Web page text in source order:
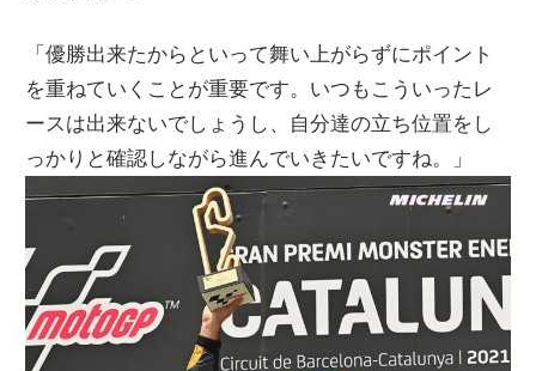
「優勝出来たからといって舞い上がらずにポイント
を重ねていくことが重要です。いつもこういったレ
ースは出来ないでしょうし、自分達の立ち位置をし
っかりと確認しながら進んでいきたいですね。」